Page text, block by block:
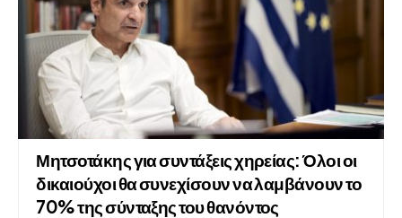
Μητσοτάκης για συντάξεις χηρείας: Όλοι οι
δικαιούχοι θα συνεχίσουν να λαμβάνουν το
70% της σύνταξης του θανόντος